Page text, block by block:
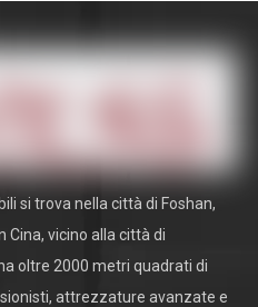
si trova nella città di Foshan,
Cina, vicino alla città di
oltre 2000 metri quadrati di
attrezzature avanzate e